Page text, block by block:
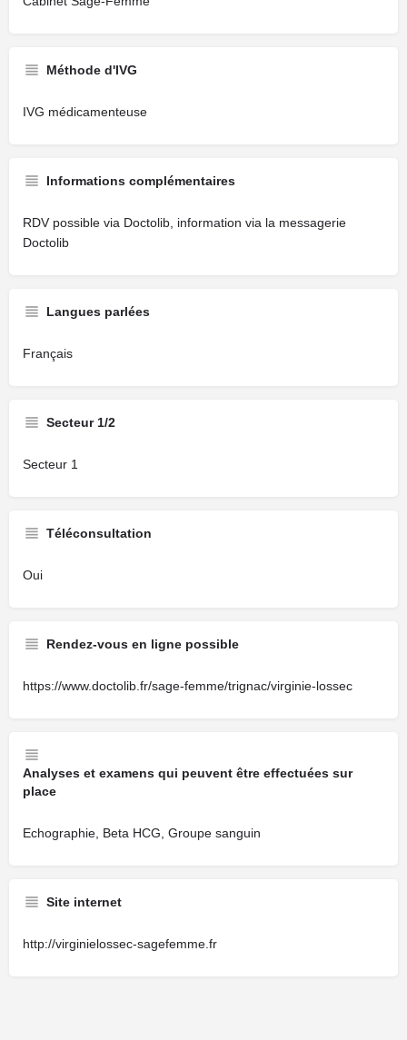
Méthode d'IVG
IVG médicamenteuse
Informations complémentaires
RDV possible via Doctolib, information via la messagerie
Doctolib
Langues parlées
Français
Secteur 1/2
Secteur 1
Téléconsultation
Oui
Rendez-vous en ligne possible
https://www.doctolib.fr/sage-femme/trignac/virginie-lossec
Analyses et examens qui peuvent être effectuées sur
place
Echographie, Beta HCG, Groupe sanguin
Site internet
http://virginielossec-sagefemme.fr